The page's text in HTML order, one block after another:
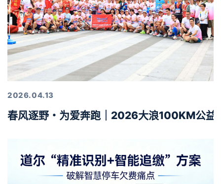
2026.04.13
春风逐野・为爱奔跑｜2026大浪100KM公益